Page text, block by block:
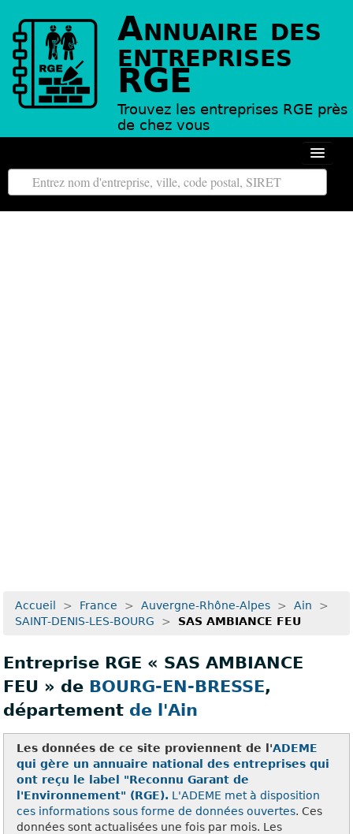
Annuaire des
entreprises
RGE
Trouvez les entreprises RGE près
de chez vous
Autour de moi
Accueil > France > Auvergne-Rhône-Alpes > Ain
>
SAINT-DENIS-LES-BOURG
> SAS AMBIANCE FEU
Entreprise RGE « SAS AMBIANCE
FEU » de BOURG-EN-BRESSE,
département de l'Ain
Les données de ce site proviennent de l'ADEME
qui gère un annuaire national des entreprises qui
ont reçu le label "Reconnu Garant de
l'Environnement" (RGE). L'ADEME met à disposition
ces informations sous forme de données ouvertes. Ces
données sont actualisées une fois par mois. Les